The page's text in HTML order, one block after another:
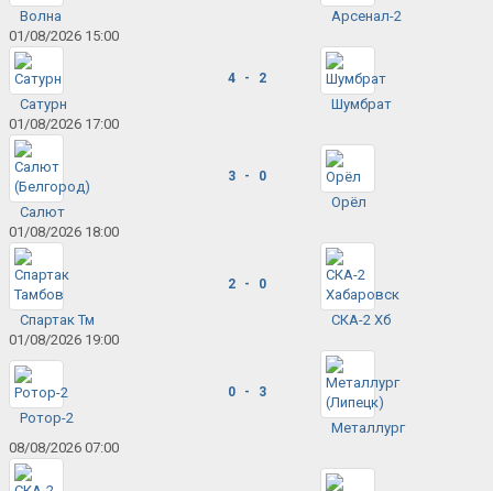
Волна
Арсенал-2
01/08/2026 15:00
Сатурн
4 - 2
Шумбрат
01/08/2026 17:00
Салют
3 - 0
Орёл
01/08/2026 18:00
Спартак Тм
2 - 0
СКА-2 Хб
01/08/2026 19:00
Ротор-2
0 - 3
Металлург
08/08/2026 07:00